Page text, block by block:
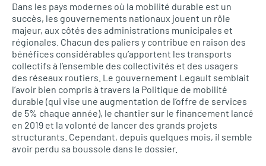
Dans les pays modernes où la mobilité durable est un
succès, les gouvernements nationaux jouent un rôle
majeur, aux côtés des administrations municipales et
régionales. Chacun des paliers y contribue en raison des
bénéfices considérables qu’apportent les transports
collectifs à l’ensemble des collectivités et des usagers
des réseaux routiers. Le gouvernement Legault semblait
l’avoir bien compris à travers la Politique de mobilité
durable (qui vise une augmentation de l’offre de services
de 5% chaque année), le chantier sur le financement lancé
en 2019 et la volonté de lancer des grands projets
structurants. Cependant, depuis quelques mois, il semble
avoir perdu sa boussole dans le dossier.